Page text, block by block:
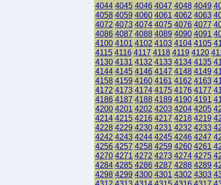
4044 4045 4046 4047 4048 4049
4058 4059 4060 4061 4062 4063
4072 4073 4074 4075 4076 4077
4086 4087 4088 4089 4090 4091
4100 4101 4102 4103 4104 4105
4115 4116 4117 4118 4119 4120
4130 4131 4132 4133 4134 4135
4144 4145 4146 4147 4148 4149
4158 4159 4160 4161 4162 4163
4172 4173 4174 4175 4176 4177
4186 4187 4188 4189 4190 4191
4200 4201 4202 4203 4204 4205
4214 4215 4216 4217 4218 4219
4228 4229 4230 4231 4232 4233
4242 4243 4244 4245 4246 4247
4256 4257 4258 4259 4260 4261
4270 4271 4272 4273 4274 4275
4284 4285 4286 4287 4288 4289
4298 4299 4300 4301 4302 4303